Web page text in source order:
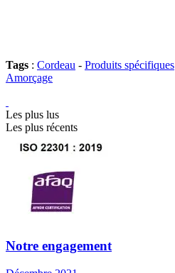
Tags : Cordeau - Produits spécifiques
Amorçage
Les plus lus
Les plus récents
Notre engagement